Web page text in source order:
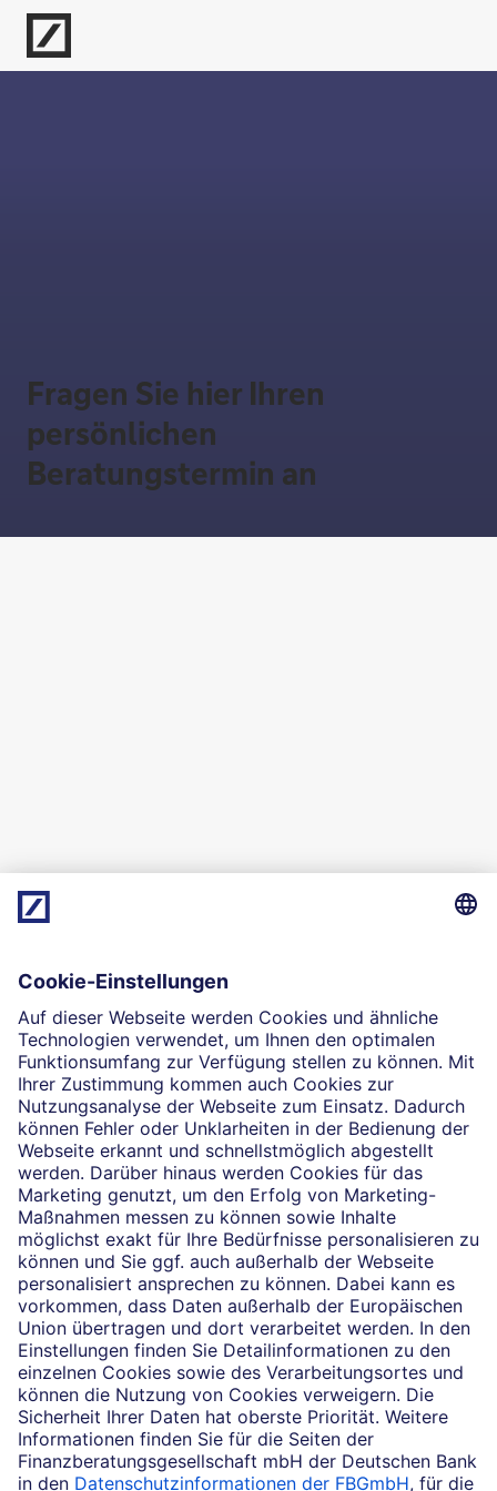
Fragen Sie hier Ihren
persönlichen
Beratungstermin an
Die selbstständigen Finanzberater:innen beraten in
Finanzgeschäften, die sie für die Deutsche Bank AG
vermitteln dürfen. Das Einverständnis zu den dabei
vermittelten Verträgen sowie in diesem
Zusammenhang erforderliche Erklärungen werden
stets rechtsverbindlich nur durch die Deutsche Bank
AG oder durch die mit ihr kooperierenden
Produktpartner gegeben.
Rechtliche Hinweise
Datenschutz
Cookie-Einstellungen